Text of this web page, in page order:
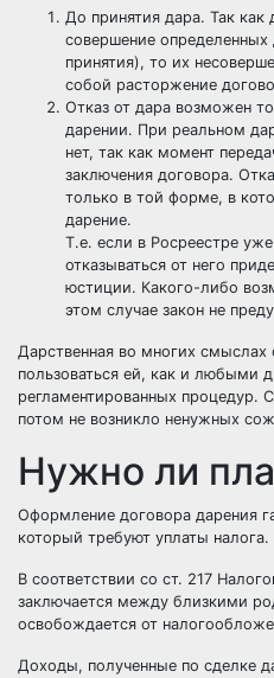
До принятия дара. Так как
совершение определенных
принятия), то их
собой расторжение
Отказ от дара возможен
дарении. При реальном
нет, так как момент
заключения договора.
только в той форме, в
дарение.
Т.е. если в Росреестре
отказываться от него
юстиции. Какого-либо
этом случае закон не
Дарственная во многих
пользоваться ей, как и любыми
регламентированных процедур.
потом не возникло ненужных
Нужно ли
Оформление договора дарения
который требуют уплаты налога.
В соответствии со ст. 217
заключается между близкими
освобождается от
Доходы, полученные по сделке